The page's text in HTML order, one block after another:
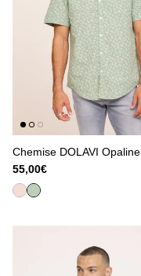
Chemise DOLAVI Opaline
55,00€